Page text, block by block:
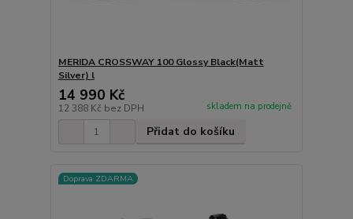
MERIDA CROSSWAY 100 Glossy Black(Matt
Silver) l
14 990 Kč
12 388 Kč bez DPH skladem na prodejně
Přidat do košíku
Doprava ZDARMA